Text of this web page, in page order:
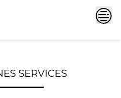
SERVICES